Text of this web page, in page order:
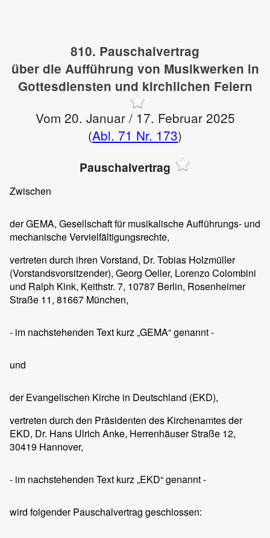
810. Pauschalvertrag
über die Aufführung von Musikwerken in
Gottesdiensten und kirchlichen Feiern
Vom 20. Januar / 17. Februar 2025
(Abl. 71 Nr. 173)
Pauschalvertrag
Zwischen
der GEMA, Gesellschaft für musikalische Aufführungs- und
mechanische Vervielfältigungsrechte,
vertreten durch ihren Vorstand, Dr. Tobias Holzmüller
(Vorstandsvorsitzender), Georg Oeller, Lorenzo Colombini
und Ralph Kink, Keithstr. 7, 10787 Berlin, Rosenheimer
Straße 11, 81667 München,
- im nachstehenden Text kurz „GEMA“ genannt -
und
der Evangelischen Kirche in Deutschland (EKD),
vertreten durch den Präsidenten des Kirchenamtes der
EKD, Dr. Hans Ulrich Anke, Herrenhäuser Straße 12,
30419 Hannover,
- im nachstehenden Text kurz „EKD“ genannt -
wird folgender Pauschalvertrag geschlossen: